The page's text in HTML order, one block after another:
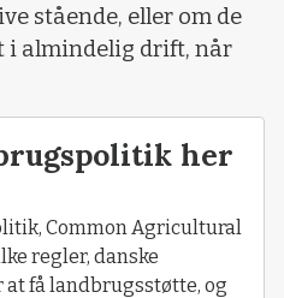
stående, eller om de
i almindelig drift, når
her
Common Agricultural
regler, danske
få landbrugsstøtte, og